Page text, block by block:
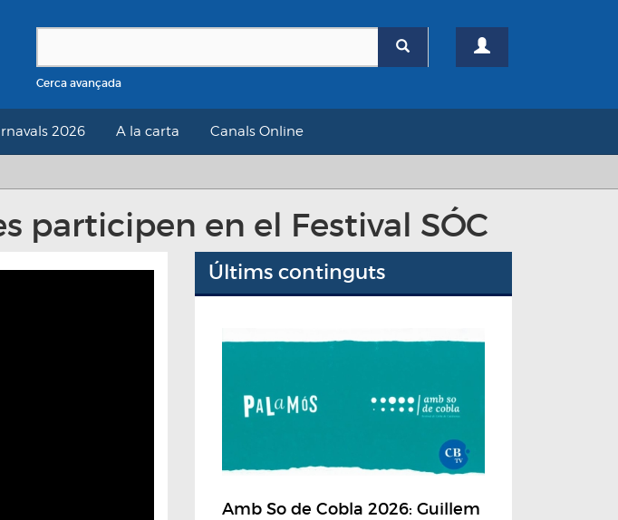
Cerca avançada
2026 A la carta Canals Online
participen en el Festival SÓC
Últims continguts
Amb So de Cobla 2026: Guillem